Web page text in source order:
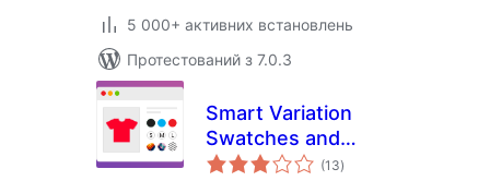
5 000+ активних встановлень
Протестований з 7.0.3
Smart Variation
Swatches and
Attribute Filters for
(13загальний
рейтинг
)